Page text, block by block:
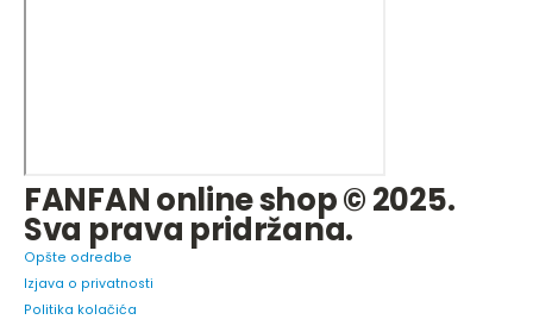
FANFAN online shop © 2025.
Sva prava pridržana.
Opšte odredbe
Izjava o privatnosti
Politika kolačića